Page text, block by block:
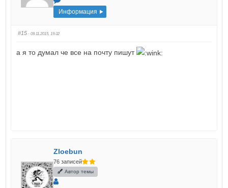
Информация
#15 · 09.11.2015, 19:32
а я то думал че все на почту пишут
Zloebun
76 записей
Автор темы